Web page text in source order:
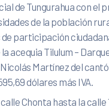
de Tungurahua con el
de la población
participación
acequia Tilulum –
Martínez del
dólares más IVA.
Chonta hasta la calle